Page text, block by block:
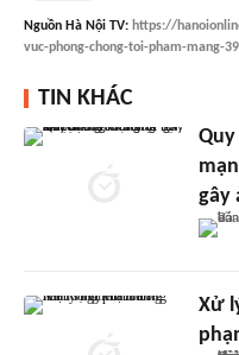
Nguồn Hà Nội TV: https://
vuc-phong-chong-toi-pham-mang-
TIN KHÁC
gây
Xử